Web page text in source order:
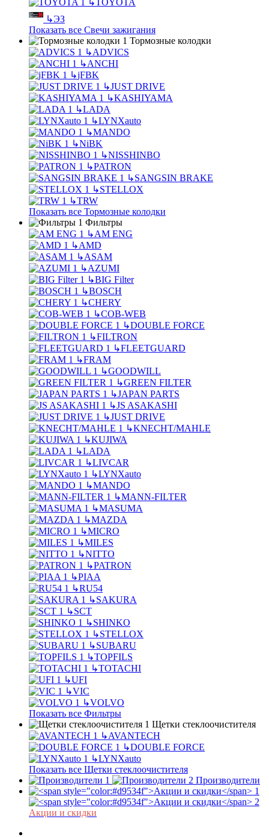
↳ЭЗ
Показать все Свечи зажигания
Тормозные колодки
↳ADVICS
↳ANCHI
↳jFBK
↳JUST DRIVE
↳KASHIYAMA
↳LADA
↳LYNXauto
↳MANDO
↳NiBK
↳NISSHINBO
↳PATRON
↳SANGSIN BRAKE
↳STELLOX
↳TRW
Показать все Тормозные колодки
Фильтры
↳AM ENG
↳AMD
↳ASAM
↳AZUMI
↳BIG Filter
↳BOSCH
↳CHERY
↳COB-WEB
↳DOUBLE FORCE
↳FILTRON
↳FLEETGUARD
↳FRAM
↳GOODWILL
↳GREEN FILTER
↳JAPAN PARTS
↳JS ASAKASHI
↳JUST DRIVE
↳KNECHT/MAHLE
↳KUJIWA
↳LADA
↳LIVCAR
↳LYNXauto
↳MANDO
↳MANN-FILTER
↳MASUMA
↳MAZDA
↳MICRO
↳MILES
↳NITTO
↳PATRON
↳PIAA
↳RU54
↳SAKURA
↳SCT
↳SHINKO
↳STELLOX
↳SUBARU
↳TOPFILS
↳TOTACHI
↳UFI
↳VIC
↳VOLVO
Показать все Фильтры
Щетки стеклоочистителя
↳AVANTECH
↳DOUBLE FORCE
↳LYNXauto
Показать все Щетки стеклоочистителя
Производители
Акции и скидки